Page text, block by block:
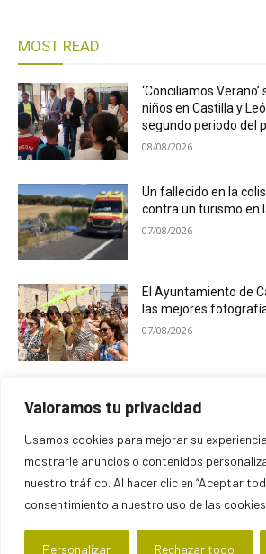
Valoramos tu privacidad
Usamos cookies para mejorar su
mostrarle anuncios o contenidos
nuestro tráfico. Al hacer clic en “Aceptar
consentimiento a nuestro uso de las
Personalizar Rechazar todo
MOST READ
‘Conciliamos
niños en Castilla y
segundo periodo del
08/08/2026
Un fallecido en la
contra un turismo en
07/08/2026
El Ayuntamiento de
las mejores
07/08/2026
las Veladas de San